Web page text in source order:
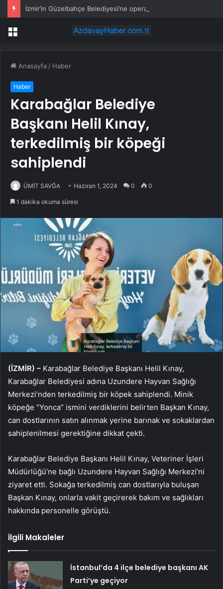
Menü
Anasayfa / Haber
Haber
Karabağlar Belediye
Başkanı Helil Kınay,
terkedilmiş bir köpeği
sahiplendi
ÜMİT SAVĞA Haziran 1, 2024 0 0
1 dakika okuma süresi
(İZMİR) – Karabağlar Belediye Başkanı Helil Kınay,
Karabağlar Belediyesi adına Uzundere Hayvan Sağlığı
Merkezi’nden terkedilmiş bir köpek sahiplendi. Minik
köpeğe “Yonca” ismini verdiklerini belirten Başkan Kınay,
can dostlarının satın alınmak yerine barınak ve sokaklardan
sahiplenilmesi gerektiğine dikkat çekti.
Karabağlar Belediye Başkanı Helil Kınay, Veteriner İşleri
Müdürlüğü’ne bağlı Uzundere Hayvan Sağlığı Merkezi’ni
ziyaret etti. Sokağa terkedilmiş can dostlarıyla buluşan
Başkan Kınay, onlarla vakit geçirerek bakım ve sağlıkları
hakkında personelle görüştü.
İlgili Makaleler
İstanbul’da 4 ilçe belediye başkanı AK
Parti’ye geçiyor